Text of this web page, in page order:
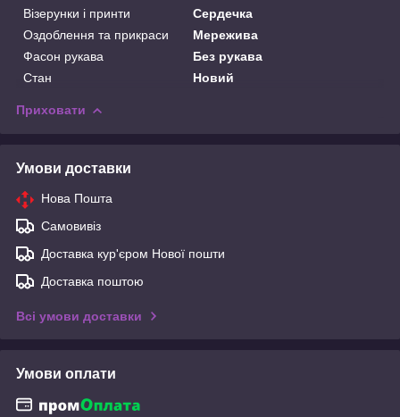
Візерунки і принти
Сердечка
Оздоблення та прикраси
Мережива
Фасон рукава
Без рукава
Стан
Новий
Приховати
Умови доставки
Нова Пошта
Самовивіз
Доставка кур'єром Нової пошти
Доставка поштою
Всі умови доставки
Умови оплати